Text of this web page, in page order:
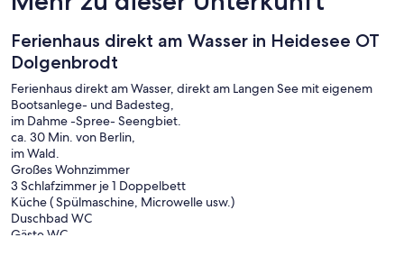
Ferienhaus direkt am Wasser in Heidesee OT
Dolgenbrodt
Ferienhaus direkt am Wasser, direkt am Langen See mit eigenem
Bootsanlege- und Badesteg,
im Dahme -Spree- Seengbiet.
ca. 30 Min. von Berlin,
im Wald.
Großes Wohnzimmer
3 Schlafzimmer je 1 Doppelbett
Küche ( Spülmaschine, Microwelle usw.)
Duschbad WC
Gäste WC